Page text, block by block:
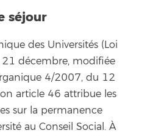
séjour
des Universités (Loi
décembre, modifiée
4/2007, du 12
article 46 attribue les
sur la permanence
au Conseil Social. À